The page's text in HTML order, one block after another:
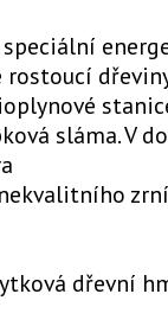
sláma. V
dřevní